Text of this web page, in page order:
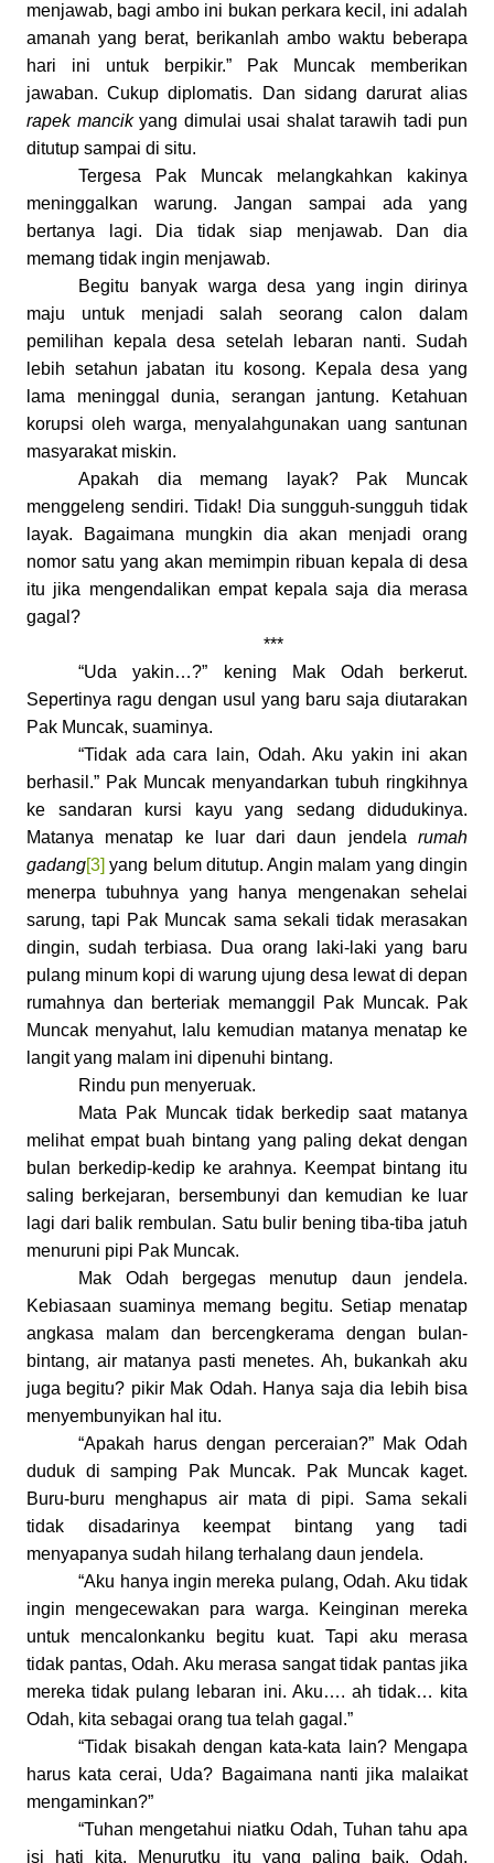
menjawab, bagi ambo ini bukan perkara kecil, ini adalah
amanah yang berat, berikanlah ambo waktu beberapa
hari ini untuk berpikir.” Pak Muncak memberikan
jawaban. Cukup diplomatis. Dan sidang darurat alias
rapek mancikyang dimulai usai shalat tarawih tadi pun
ditutup sampai di situ.
Tergesa Pak Muncak melangkahkan kakinya
meninggalkan warung. Jangan sampai ada yang
bertanya lagi. Dia tidak siap menjawab. Dan dia
memang tidak ingin menjawab.
Begitu banyak warga desa yang ingin dirinya
maju untuk menjadi salah seorang calon dalam
pemilihan kepala desa setelah lebaran nanti. Sudah
lebih setahun jabatan itu kosong. Kepala desa yang
lama meninggal dunia, serangan jantung. Ketahuan
korupsi oleh warga, menyalahgunakan uang santunan
masyarakat miskin.
Apakah dia memang layak? Pak Muncak
menggeleng sendiri. Tidak! Dia sungguh-sungguh tidak
layak. Bagaimana mungkin dia akan menjadi orang
nomor satu yang akan memimpin ribuan kepala di desa
itu jika mengendalikan empat kepala saja dia merasa
gagal?
***
“Uda yakin…?” kening Mak Odah berkerut.
Sepertinya ragu dengan usul yang baru saja diutarakan
Pak Muncak, suaminya.
“Tidak ada cara lain, Odah. Aku yakin ini akan
berhasil.” Pak Muncak menyandarkan tubuh ringkihnya
ke sandaran kursi kayu yang sedang didudukinya.
Matanya menatap ke luar dari daun jendela rumah
gadang[3] yang belum ditutup. Angin malam yang dingin
menerpa tubuhnya yang hanya mengenakan sehelai
sarung, tapi Pak Muncak sama sekali tidak merasakan
dingin, sudah terbiasa. Dua orang laki-laki yang baru
pulang minum kopi di warung ujung desa lewat di depan
rumahnya dan berteriak memanggil Pak Muncak. Pak
Muncak menyahut, lalu kemudian matanya menatap ke
langit yang malam ini dipenuhi bintang.
Rindu pun menyeruak.
Mata Pak Muncak tidak berkedip saat matanya
melihat empat buah bintang yang paling dekat dengan
bulan berkedip-kedip ke arahnya. Keempat bintang itu
saling berkejaran, bersembunyi dan kemudian ke luar
lagi dari balik rembulan. Satu bulir bening tiba-tiba jatuh
menuruni pipi Pak Muncak.
Mak Odah bergegas menutup daun jendela.
Kebiasaan suaminya memang begitu. Setiap menatap
angkasa malam dan bercengkerama dengan bulan-
bintang, air matanya pasti menetes. Ah, bukankah aku
juga begitu? pikir Mak Odah. Hanya saja dia lebih bisa
menyembunyikan hal itu.
“Apakah harus dengan perceraian?” Mak Odah
duduk di samping Pak Muncak. Pak Muncak kaget.
Buru-buru menghapus air mata di pipi. Sama sekali
tidak disadarinya keempat bintang yang tadi
menyapanya sudah hilang terhalang daun jendela.
“Aku hanya ingin mereka pulang, Odah. Aku tidak
ingin mengecewakan para warga. Keinginan mereka
untuk mencalonkanku begitu kuat. Tapi aku merasa
tidak pantas, Odah. Aku merasa sangat tidak pantas jika
mereka tidak pulang lebaran ini. Aku…. ah tidak… kita
Odah, kita sebagai orang tua telah gagal.”
“Tidak bisakah dengan kata-kata lain? Mengapa
harus kata cerai, Uda? Bagaimana nanti jika malaikat
mengaminkan?”
“Tuhan mengetahui niatku Odah, Tuhan tahu apa
isi hati kita. Menurutku itu yang paling baik. Odah,